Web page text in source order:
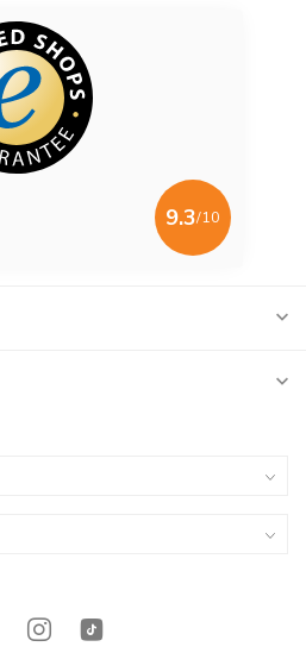
9.3/10